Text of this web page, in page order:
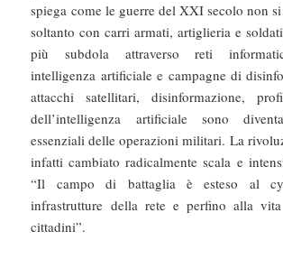
spiega come le guerre del XXI secolo non
soltanto con carri armati, artiglieria e
più subdola attraverso reti
intelligenza artificiale e campagne di
attacchi satellitari, disinformazione,
dell’intelligenza artificiale sono
essenziali delle operazioni militari. La
infatti cambiato radicalmente scala e
“Il campo di battaglia è esteso al
infrastrutture della rete e perfino alla
cittadini”.